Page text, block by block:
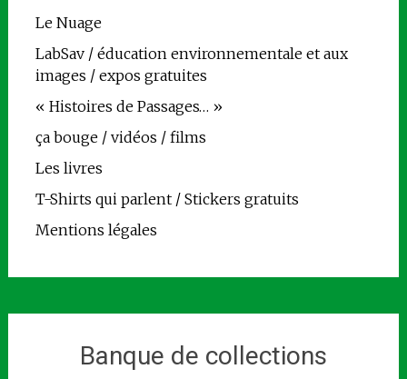
Le Nuage
LabSav / éducation environnementale et aux
images / expos gratuites
« Histoires de Passages… »
ça bouge / vidéos / films
Les livres
T-Shirts qui parlent / Stickers gratuits
Mentions légales
Banque de collections